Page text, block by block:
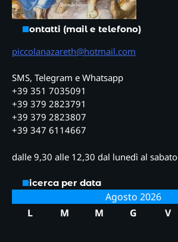
Contatti (mail e telefono)
piccolanazareth@hotmail.com
SMS, Telegram e Whatsapp
+39 351 7035091
+39 379 2823791
+39 379 2823807
+39 347 6114667
dalle 9,30 alle 12,30 dal lunedì al sabato
Ricerca per data
Agosto 2026
L
M M G V